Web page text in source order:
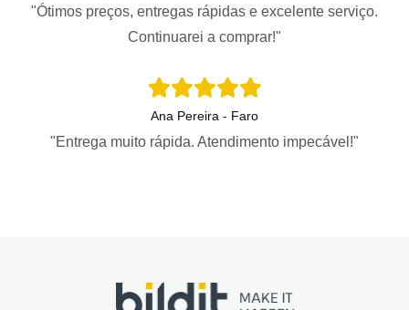
"Ótimos preços, entregas rápidas e excelente serviço.
Continuarei a comprar!"
Ana Pereira - Faro
"Entrega muito rápida. Atendimento impecável!"